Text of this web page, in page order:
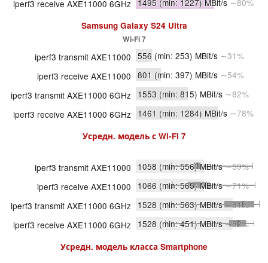
iperf3 receive AXE11000 6GHz
Samsung Galaxy S24 Ultra
Wi-Fi 7
iperf3 transmit AXE11000 556 (min: 253) MBit/s ∼31%
iperf3 receive AXE11000 801 (min: 397) MBit/s ∼54%
iperf3 transmit AXE11000 6GHz
1553 (min: 815) MBit/s ∼82%
iperf3 receive AXE11000 6GHz
1461 (min: 1284) MBit/s ∼78%
Усредн. модель сWi-Fi 7
iperf3 transmit AXE11000 1058 (min: 556)MBit/s∼59%
iperf3 receive AXE11000
1066 (min: 565)MBit/s∼71%
iperf3 transmit AXE11000 6GHz
1528 (min: 563)MBit/s∼81%
iperf3 receive AXE11000 6GHz
1528 (min: 451)MBit/s∼82%
Усредн. модель класса Smartphone